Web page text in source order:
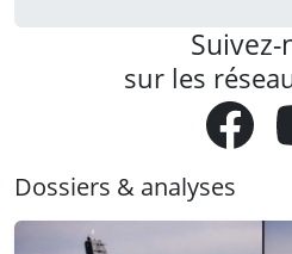
Suivez-
sur les
Dossiers & analyses